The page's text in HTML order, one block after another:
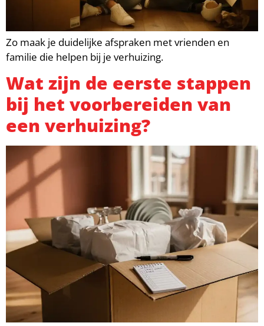
Zo maak je duidelijke afspraken met vrienden en
familie die helpen bij je verhuizing.
Wat zijn de eerste stappen
bij het voorbereiden van
een verhuizing?